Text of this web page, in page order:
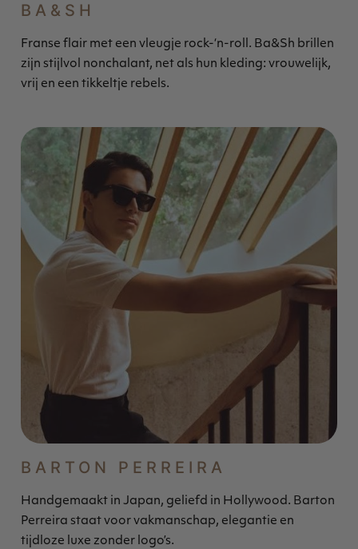
BA&SH
Franse flair met een vleugje rock-‘n-roll. Ba&Sh brillen
zijn stijlvol nonchalant, net als hun kleding: vrouwelijk,
vrij en een tikkeltje rebels.
BARTON PERREIRA
Handgemaakt in Japan, geliefd in Hollywood. Barton
Perreira staat voor vakmanschap, elegantie en
tijdloze luxe zonder logo’s.